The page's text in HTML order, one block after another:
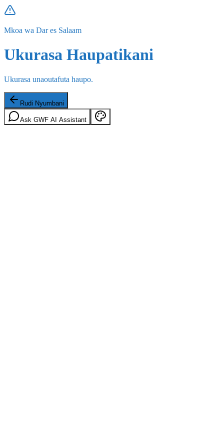
Mkoa wa Dar es Salaam
Ukurasa Haupatikani
Ukurasa unaoutafuta haupo.
Rudi Nyumbani
Ask GWF AI Assistant